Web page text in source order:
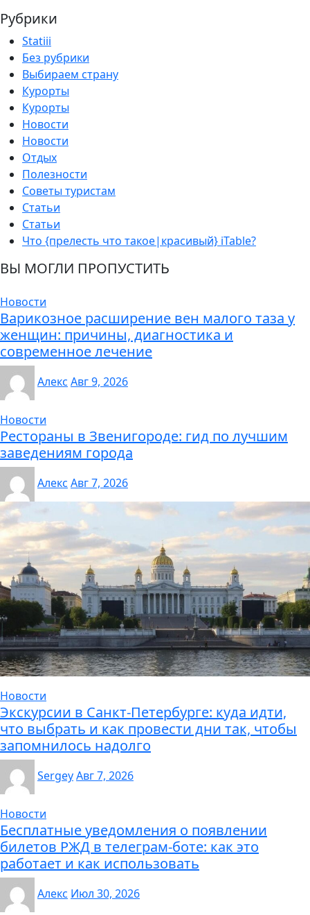
Рубрики
Statiii
Без рубрики
Выбираем страну
Курорты
Курорты
Новости
Новости
Отдых
Полезности
Советы туристам
Статьи
Статьи
Что {прелесть что такое|красивый} iTable?
ВЫ МОГЛИ ПРОПУСТИТЬ
Новости
Варикозное расширение вен малого таза у
женщин: причины, диагностика и
современное лечение
Алекс Авг 9, 2026
Новости
Рестораны в Звенигороде: гид по лучшим
заведениям города
Алекс Авг 7, 2026
Новости
Экскурсии в Санкт-Петербурге: куда идти,
что выбрать и как провести дни так, чтобы
запомнилось надолго
SergeyАвг 7, 2026
Новости
Бесплатные уведомления о появлении
билетов РЖД в телеграм-боте: как это
работает и как использовать
Алекс Июл 30, 2026